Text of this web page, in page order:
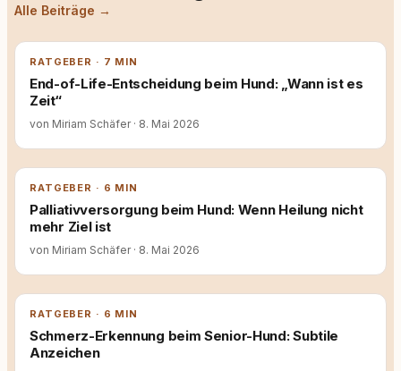
Alle Beiträge →
RATGEBER · 7 MIN
End-of-Life-Entscheidung beim Hund: „Wann ist es
Zeit“
von Miriam Schäfer · 8. Mai 2026
RATGEBER · 6 MIN
Palliativversorgung beim Hund: Wenn Heilung nicht
mehr Ziel ist
von Miriam Schäfer · 8. Mai 2026
RATGEBER · 6 MIN
Schmerz-Erkennung beim Senior-Hund: Subtile
Anzeichen